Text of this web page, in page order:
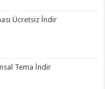
Ücretsiz İndir
Tema İndir